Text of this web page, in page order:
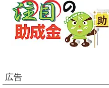
広告